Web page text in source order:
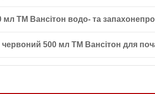
шейкер теплою водою.
мл ТМ Вансітон водо- та
500 мл ТМ Вансітон для